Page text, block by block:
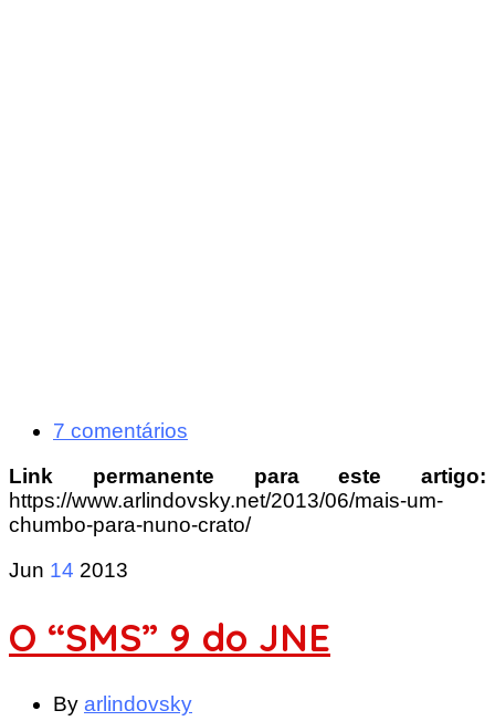
7 comentários
Link permanente para este artigo:
https://www.arlindovsky.net/2013/06/mais-um-
chumbo-para-nuno-crato/
Jun 14 2013
O “SMS” 9 do JNE
By arlindovsky